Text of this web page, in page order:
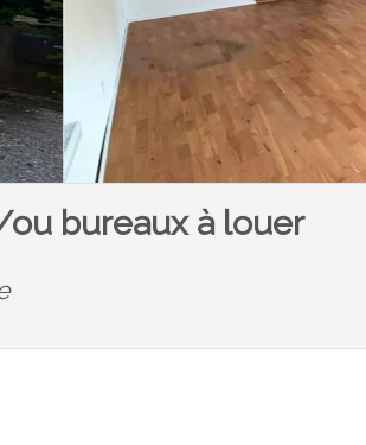
bureaux à louer